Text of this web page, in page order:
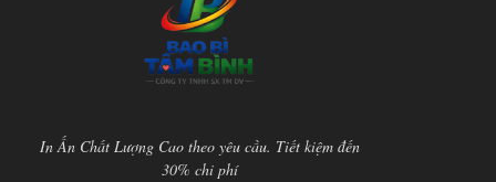
In Ấn Chất Lượng Cao theo yêu cầu. Tiết kiệm đến
30% chi phí